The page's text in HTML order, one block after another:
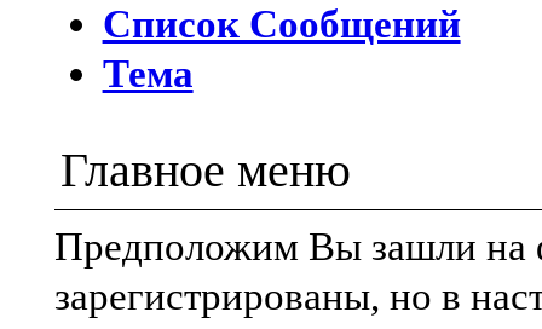
Список Сообщений
Тема
Главное меню
Предположим Вы зашли на
зарегистрированы, но в